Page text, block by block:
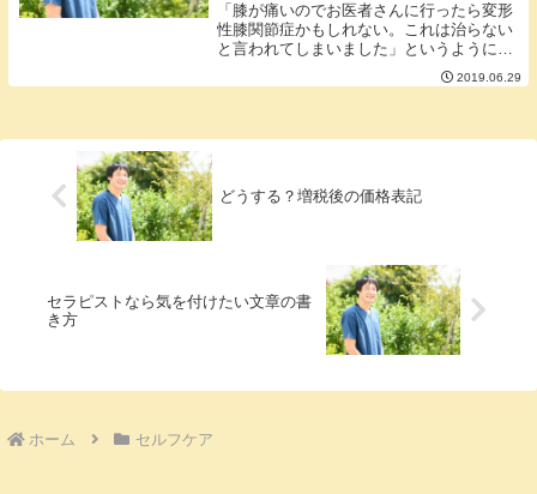
「膝が痛いのでお医者さんに行ったら変形
性膝関節症かもしれない。これは治らない
と言われてしまいました」というようにお
医者さんに症状を申告されただけで落ち込
んでしまう人が結構いらっしゃいます。■
2019.06.29
どうする？増税後の価格表記
セラピストなら気を付けたい文章の書
き方
ホーム セルフケア